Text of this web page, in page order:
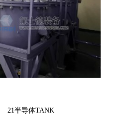
21半导体TANK